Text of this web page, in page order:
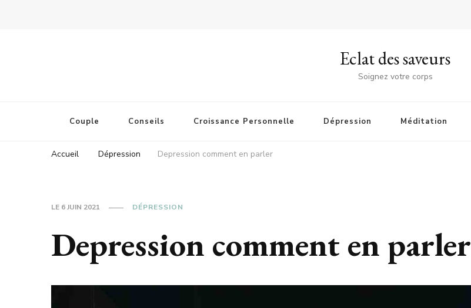
Eclat des saveurs
Soignez votre corps
Couple Conseils Croissance Personnelle Dépression Méditation
Accueil Dépression Depression comment en parler
LE 6 JUIN 2021 DÉPRESSION
Depression comment en parler